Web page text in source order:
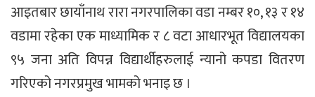
आइतबार छायाँनाथ रारा नगरपालिका वडा नम्बर १०, १३ र १४
वडामा रहेका एक माध्यामिक र ८ वटा आधारभूत विद्यालयका
९५ जना अति विपन्न विद्यार्थीहरुलाई न्यानो कपडा वितरण
गरिएको नगरप्रमुख भामको भनाइ छ ।